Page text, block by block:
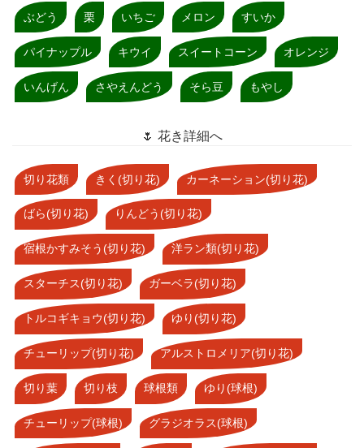
ぶどう 栗 いちご メロン すいか
パイナップル キウイ スイートコーン オレンジ
いんげん さやえんどう そら豆 もやし
🌷 花き詳細へ
切り花類 きく(切り花) カーネーション(切り花)
ばら(切り花) りんどう(切り花)
宿根かすみそう(切り花) 洋ラン類(切り花)
スターチス(切り花) ガーベラ(切り花)
トルコギキョウ(切り花) ゆり(切り花)
チューリップ(切り花) アルストロメリア(切り花)
切り葉 切り枝 球根類 ゆり(球根)
チューリップ(球根) グラジオラス(球根)